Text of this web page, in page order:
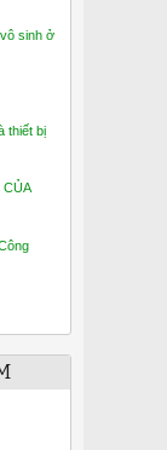
sinh ở
thiết bị